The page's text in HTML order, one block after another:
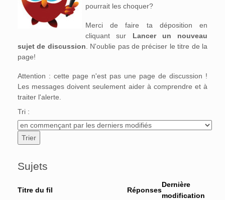
pourrait les choquer?
Merci de faire ta déposition en
cliquant sur Lancer un nouveau
sujet de discussion . N'oublie pas de préciser le titre de la
page!
Attention : cette page n'est pas une page de discussion !
Les messages doivent seulement aider à comprendre et à
traiter l'alerte.
Tri :
Sujets
Titre du fil Réponses
Dernière
modification